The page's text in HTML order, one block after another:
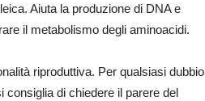
Aiuta la produzione di DNA e
il metabolismo degli aminoacidi.
riproduttiva. Per qualsiasi dubbio
consiglia di chiedere il parere del